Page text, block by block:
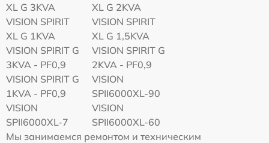
XL G 3KVA
XL G 2KVA
VISION SPIRIT
XL G 1KVA
VISION SPIRIT
XL G 1,5KVA
VISION SPIRIT G
3KVA - PF0,9
VISION SPIRIT G
2KVA - PF0,9
VISION SPIRIT G
1KVA - PF0,9
VISION
SPII6000XL-90
VISION
SPII6000XL-7
VISION
SPII6000XL-60
Мы занимаемся ремонтом и техническим